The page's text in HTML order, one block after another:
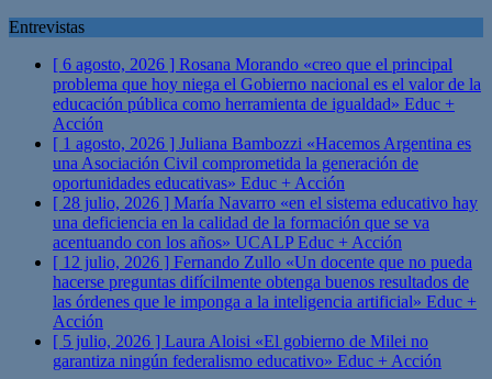
Entrevistas
[ 6 agosto, 2026 ] Rosana Morando «creo que el principal
problema que hoy niega el Gobierno nacional es el valor de la
educación pública como herramienta de igualdad» Educ +
Acción
[ 1 agosto, 2026 ] Juliana Bambozzi «Hacemos Argentina es
una Asociación Civil comprometida la generación de
oportunidades educativas» Educ + Acción
[ 28 julio, 2026 ] María Navarro «en el sistema educativo hay
una deficiencia en la calidad de la formación que se va
acentuando con los años» UCALPEduc + Acción
[ 12 julio, 2026 ] Fernando Zullo «Un docente que no pueda
hacerse preguntas difícilmente obtenga buenos resultados de
las órdenes que le imponga a la inteligencia artificial» Educ +
Acción
[ 5 julio, 2026 ] Laura Aloisi «El gobierno de Milei no
garantiza ningún federalismo educativo» Educ + Acción